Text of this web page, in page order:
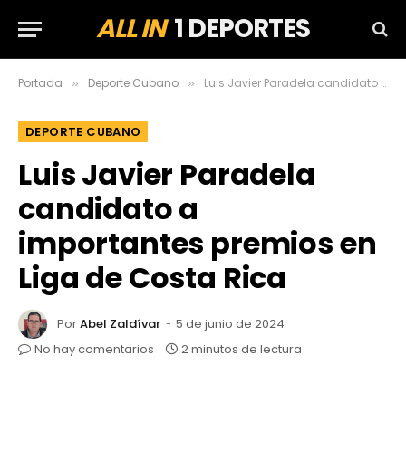
ALL IN1 DEPORTES
Portada » Deporte Cubano » Luis Javier Paradela candidato a importantes premios en Liga de Costa Rica
DEPORTE CUBANO
Luis Javier Paradela
candidato a
importantes premios en
Liga de Costa Rica
PorAbel Zaldívar
5 de junio de 2024
No hay comentarios
2 minutos de lectura